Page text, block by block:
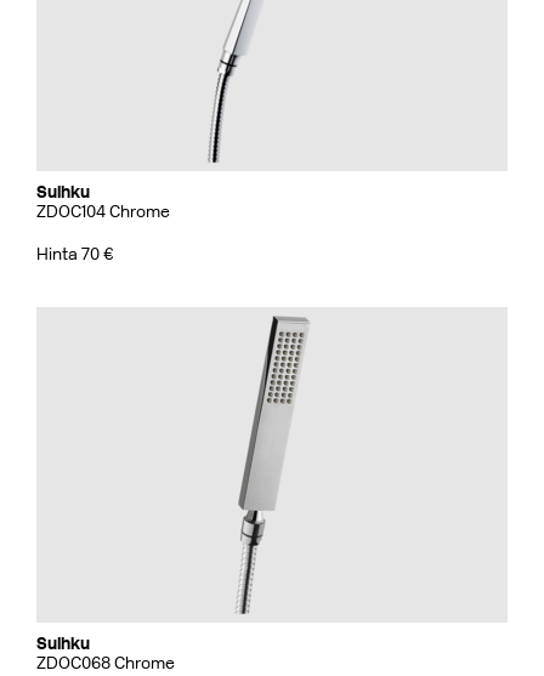
Suihku
ZDOC104 Chrome
Hinta 70 €
Suihku
ZDOC068 Chrome